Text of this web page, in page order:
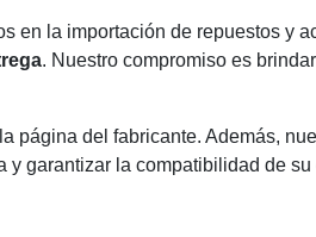
en la importación de repuestos y
. Nuestro compromiso es
página del fabricante. Además,
garantizar la compatibilidad de su